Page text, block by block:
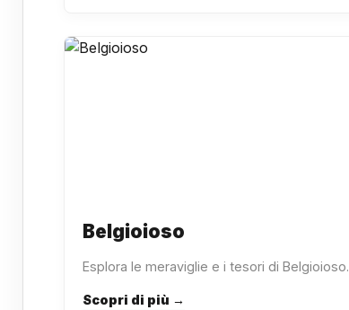
Belgioioso
Esplora le meraviglie e i tesori di Belgioioso.
Scopri di più →